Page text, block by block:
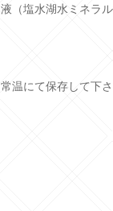
（塩水湖水ミネラ
温にて保存して下さ